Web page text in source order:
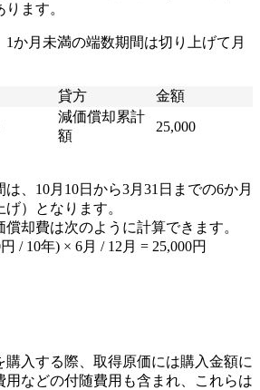
ます。
か月未満の端数期間は切り上げて月
貸方
金額
減価償却累計
額
25,000
、10月10日から3月31日までの6か月
）となります。
却費は次のように計算できます。
/ 10年) × 6月 / 12月 = 25,000円
入する際、取得原価には購入金額に
用などの付随費用も含まれ、これらは